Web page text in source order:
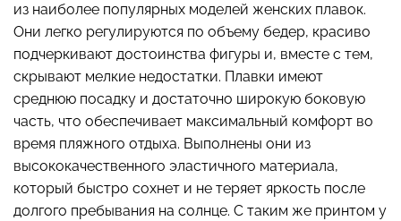
из наиболее популярных моделей женских плавок.
Они легко регулируются по объему бедер, красиво
подчеркивают достоинства фигуры и, вместе с тем,
скрывают мелкие недостатки. Плавки имеют
среднюю посадку и достаточно широкую боковую
часть, что обеспечивает максимальный комфорт во
время пляжного отдыха. Выполнены они из
высококачественного эластичного материала,
который быстро сохнет и не теряет яркость после
долгого пребывания на солнце. С таким же принтом у
Бесшовные стринги
STRING BRIEFS (черный)
Giulia
Топ на бретелях в рубчик
CAMI TOP RIB white
(белый) Giulia